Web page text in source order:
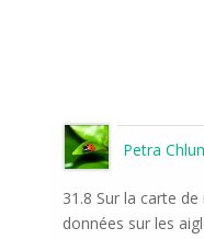
Petra
31.8 Sur la carte
données sur les